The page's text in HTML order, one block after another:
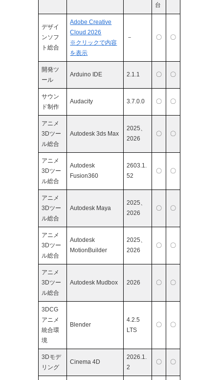
台
デザイ
ンソフ
ト総合
Adobe Creative
Cloud 2026
※クリックで内容
を表示
－ 〇 〇
開発ツ
ール
Arduino IDE 2.1.1 〇 〇
サウン
ド制作
Audacity 3.7.0.0 〇 〇
アニメ
3Dツー
ル総合
Autodesk 3ds Max
2025、
2026
〇 〇
アニメ
3Dツー
ル総合
Autodesk
Fusion360
2603.1.
52
〇 〇
アニメ
3Dツー
ル総合
Autodesk Maya
2025、
2026
〇 〇
アニメ
3Dツー
ル総合
Autodesk
MotionBuilder
2025、
2026
〇 〇
アニメ
3Dツー
ル総合
Autodesk Mudbox 2026 〇 〇
3DCG
アニメ
統合環
境
Blender
4.2.5
LTS
〇 〇
3Dモデ
リング
Cinema 4D
2026.1.
2
〇 〇